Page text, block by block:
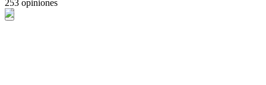
253 opiniones